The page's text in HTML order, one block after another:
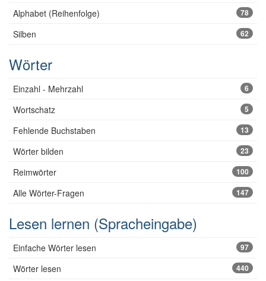
Alphabet (Reihenfolge) 78
Silben 62
Wörter
Einzahl - Mehrzahl 6
Wortschatz 5
Fehlende Buchstaben 13
Wörter bilden 23
Reimwörter 100
Alle Wörter-Fragen 147
Lesen lernen (Spracheingabe)
Einfache Wörter lesen 97
Wörter lesen 440